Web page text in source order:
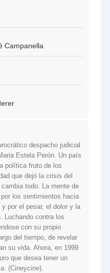
Campanella
despacho judicial
Estela Perón. Un país
política fruto de los
que dejó la crisis del
todo. La mente de
los sentimientos hacia
por el pesar, el dolor y la
Luchando contra los
con su propio
del tiempo, de revelar
su vida. Ahora, en 1999
que desea tener un
(Cineycine).